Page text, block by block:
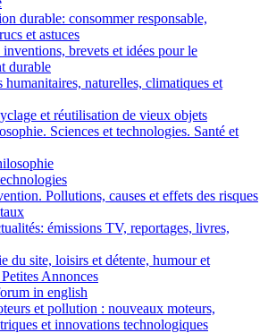
durable: consommer responsable,
et astuces
brevets et idées pour le
durable
humanitaires, naturelles, climatiques et
et réutilisation de vieux objets
Sciences et technologies. Santé et
Pollutions, causes et effets des risques
émissions TV, reportages, livres,
du site, loisirs et détente, humour et
Annonces
in english
et pollution : nouveaux moteurs,
et innovations technologiques